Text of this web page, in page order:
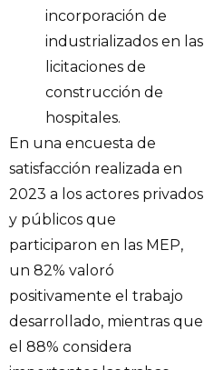
incorporación de
industrializados en las
licitaciones de
construcción de
hospitales.
En una encuesta de
satisfacción realizada en
2023 a los actores privados
y públicos que
participaron en las MEP,
un 82% valoró
positivamente el trabajo
desarrollado, mientras que
el 88% considera